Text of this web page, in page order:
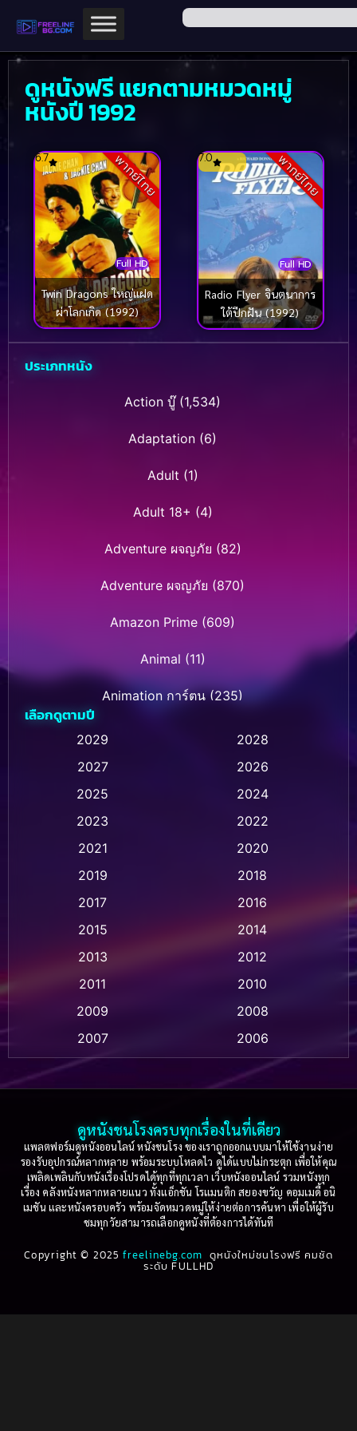
ดูหนังฟรี แยกตามหมวดหมู่
หนังปี 1992
พากย์ไทย
Full HD
6.7
Twin Dragons ใหญ่แฝด
ผ่าโลกเกิด (1992)
พากย์ไทย
Full HD
7.0
Radio Flyer จินตนาการ
ใต้ปีกฝัน (1992)
ประเภทหนัง
Action บู๊(1,534)
Adaptation (6)
Adult (1)
Adult 18+ (4)
Adventure ผจญภัย (82)
Adventure ผจญภัย (870)
Amazon Prime (609)
Animal (11)
Animation การ์ตูน(235)
Animation การ์ตูน (32)
Animation การ์ตูน (28)
Animation แอนิเมชัน (1)
Animation แอนิเมชั่น (1)
Based on a True Story เรื่องจริง(36)
Based on Novel(16)
Betrayal(1)
Biography(3)
Biography ชีวประวัติ (61)
เลือกดูตามปี
2029
2028
2027
2026
2025
2024
2023
2022
2021
2020
2019
2018
2017
2016
2015
2014
2013
2012
2011
2010
2009
2008
2007
2006
2005
2004
2003
2002
2001
2000
1999
1998
1997
1996
1995
1994
1993
1992
1991
1990
ดูหนังชนโรงครบทุกเรื่องในที่เดียว
แพลตฟอร์มดูหนังออนไลน์ หนังชนโรง ของเราถูกออกแบบมาให้ใช้งานง่าย
รองรับอุปกรณ์หลากหลาย พร้อมระบบโหลดไว ดูได้แบบไม่กระตุก เพื่อให้คุณ
เพลิดเพลินกับหนังเรื่องโปรดได้ทุกที่ทุกเวลา เว็บหนังออนไลน์ รวมหนังทุก
เรื่อง คลังหนังหลากหลายแนว ทั้งแอ็กชัน โรแมนติก สยองขวัญ คอมเมดี้ อนิ
เมชัน และหนังครอบครัว พร้อมจัดหมวดหมู่ให้ง่ายต่อการค้นหา เพื่อให้ผู้รับ
ชมทุกวัยสามารถเลือกดูหนังที่ต้องการได้ทันที
Copyright © 2025freelinebg.com ดูหนังใหม่ชนโรงฟรี คมชัด
ระดับ FULLHD